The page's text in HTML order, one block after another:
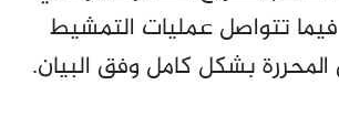
فيما تتواصل عمليات التمشيط
المحررة بشكل كامل وفق البيان.